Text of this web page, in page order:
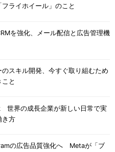
ライホイール」のこと
を強化、メール配信と広告管理機
のスキル開発、今すぐ取り組むため
と
世界の成長企業が新しい日常で実
き方
の広告品質強化へ Metaが「ブ